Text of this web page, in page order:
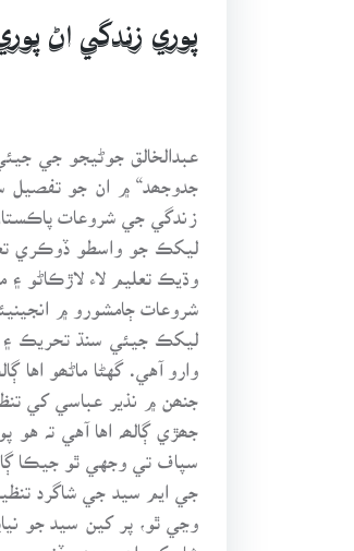
پوري زندگي اڻ
عبدالخالق جوڻيجو جي
جدوجھد“ ۾ ان جو تفصيل
زندگي جي شروعات
ليکڪ جو واسطو ڏوڪري
وڌيڪ تعليم لاء لاڙڪاڻو
شروعات ڄامشورو ۾
ليکڪ جيئي سنڌ تحريڪ ۽
وارو آهي. گهڻا ماڻھو
جنھن ۾ نذير عباسي کي
جھڙي ڳالھہ اها آهي تہ
سپاف تي وجهي ٿو جيڪا
جي ايم سيد جي شاگرد
وڃي ٿو، پر کين سيد جو
شاه کي اهو عھدو ڏنو